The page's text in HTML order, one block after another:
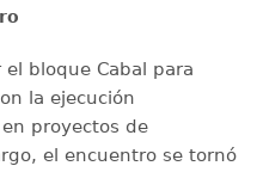
bloque Cabal para
la ejecución
proyectos de
el encuentro se tornó